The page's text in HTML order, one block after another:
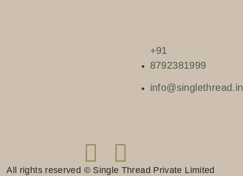
+91
8792381999
info@singlethread.in
All rights reserved © Single Thread Private Limited